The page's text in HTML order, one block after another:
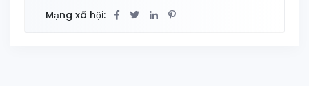
Mạng xã hội: